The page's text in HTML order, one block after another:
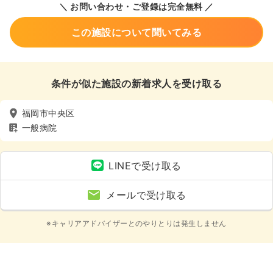
＼ お問い合わせ・ご登録は完全無料 ／
この施設について聞いてみる
条件が似た施設の新着求人を受け取る
福岡市中央区
一般病院
LINEで受け取る
メールで受け取る
※キャリアアドバイザーとのやりとりは発生しません